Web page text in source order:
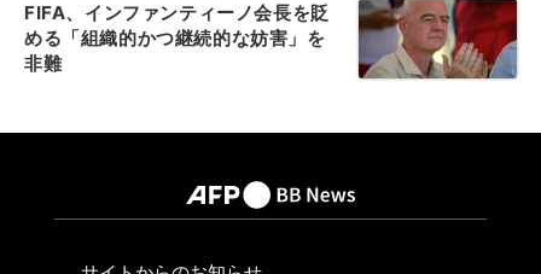
FIFA、インファンティーノ会長を貶
める「組織的かつ継続的な妨害」を
非難